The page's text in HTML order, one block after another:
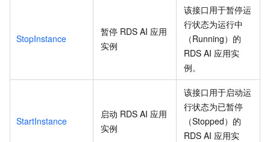
StopInstance
暂停 RDS AI 应用
实例
该接口用于暂停运
行状态为运行中
（Running）的
RDS AI 应用实
例。
StartInstance
启动 RDS AI 应用
实例
该接口用于启动运
行状态为已暂停
（Stopped）的
RDS AI 应用实